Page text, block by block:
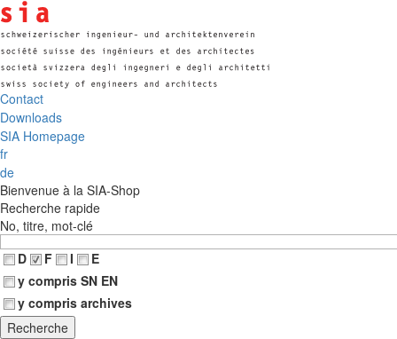
Contact
Downloads
SIA Homepage
fr
de
Bienvenue à la SIA-Shop
Recherche rapide
No, titre, mot-clé
D
F I
E
y compris SN EN
y compris archives